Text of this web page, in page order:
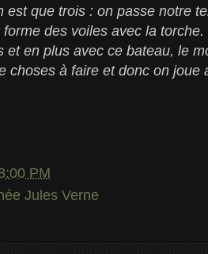
que trois : on passe notre
des voiles avec la
en plus avec ce bateau, le
choses à faire et donc on joue
PM
Jules Verne